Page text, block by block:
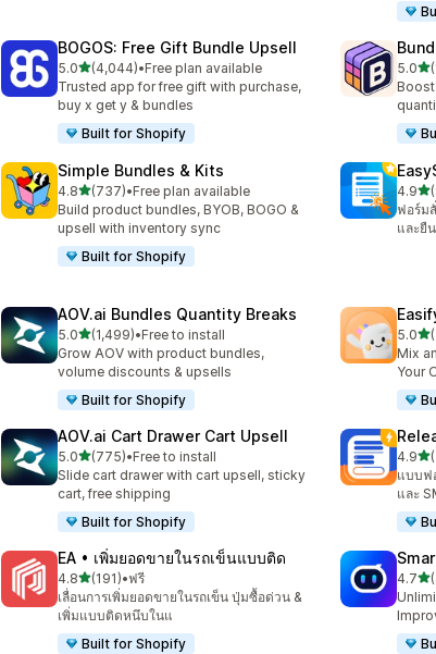
BOGOS: Free Gift Bundle Upsell
5.0เต็ม 5 ดาว
(4,044)
ทั้งหมด 4044 รีวิว
•Free plan available
Trusted app for free gift with purchase,
buy x get y & bundles
Built for Shopify
5.0เต็
ทั้งหม
Simple Bundles & Kits
4.8เต็ม 5 ดาว
(737)
ทั้งหมด 737 รีวิว
•Free plan available
Build product bundles, BYOB, BOGO &
upsell with inventory sync
Built for Shopify
4.9เต็
ทั้งหม
ฟอร์ม
และยื
AOV.ai Bundles Quantity Breaks
5.0เต็ม 5 ดาว
(1,499)
ทั้งหมด 1499 รีวิว
•Free to install
Grow AOV with product bundles,
volume discounts & upsells
Built for Shopify
5.0เต็
ทั้งหม
Mix
Your
AOV.ai Cart Drawer Cart Upsell
5.0เต็ม 5 ดาว
(775)
ทั้งหมด 775 รีวิว
•Free to install
Slide cart drawer with cart upsell, sticky
cart, free shipping
Built for Shopify
4.9เต็
ทั้งหม
แบบฟ
และ
EA • เพิ่มยอดขายในรถเข็นแบบติด
4.8เต็ม 5 ดาว
(191)
ทั้งหมด 191 รีวิว
•ฟรี
เลื่อนการเพิ่มยอดขายในรถเข็น ปุ่มซื้อด่วน &
เพิ่มแบบติดหนึบในแ
Built for Shopify
4.7เต็
ทั้งหม